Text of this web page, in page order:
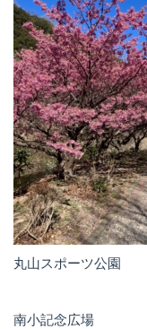
丸山スポーツ公園
南小記念広場